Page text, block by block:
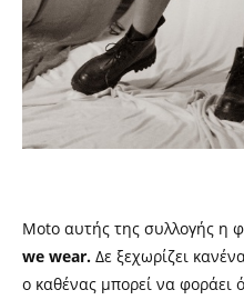
Moto αυτής της συλλογής η
we wear. Δε ξεχωρίζει
ο καθένας μπορεί να φοράει